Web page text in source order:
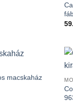
macskaház